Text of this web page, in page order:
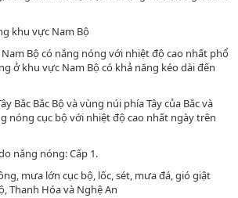
khu vực Nam Bộ
Bộ có nắng nóng với nhiệt độ cao nhất phổ
ở khu vực Nam Bộ có khả năng kéo dài đến
Bắc Bắc Bộ và vùng núi phía Tây của Bắc và
nóng cục bộ với nhiệt độ cao nhất ngày trên
nắng nóng: Cấp 1.
mưa lớn cục bộ, lốc, sét, mưa đá, gió giật
Thanh Hóa và Nghệ An